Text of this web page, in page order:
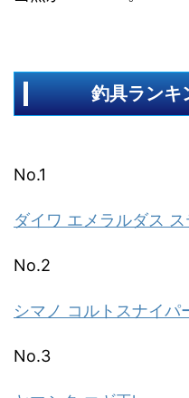
釣具ランキ
No.1
ダイワ エメラルダス ス
No.2
シマノ コルトスナイパ
No.3